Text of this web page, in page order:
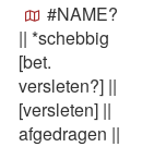
#NAME?
|| *schebbig
[bet.
versleten?] ||
[versleten] ||
afgedragen ||